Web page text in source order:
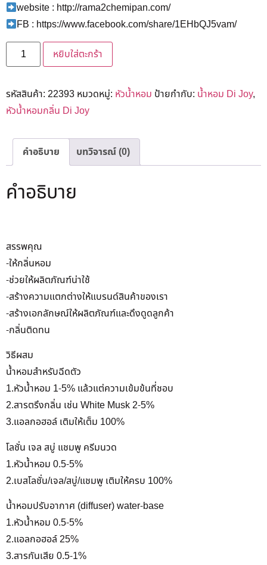
website : http://rama2chemipan.com/
FB : https://www.facebook.com/share/1EHbQJ5vam/
หยิบใส่ตะกร้า
รหัสสินค้า: 22393 หมวดหมู่: หัวน้ำหอม ป้ายกำกับ: น้ำหอม Di Joy,
หัวน้ำหอมกลิ่น Di Joy
คำอธิบาย บทวิจารณ์ (0)
คำอธิบาย
สรรพคุณ
-ให้กลิ่นหอม
-ช่วยให้ผลิตภัณฑ์น่าใช้
-สร้างความแตกต่างให้แบรนด์สินค้าของเรา
-สร้างเอกลักษณ์ให้ผลิตภัณฑ์และดึงดูดลูกค้า
-กลิ่นติดทน
วิธีผสม
น้ำหอมสำหรับฉีดตัว
1.หัวน้ำหอม 1-5% แล้วแต่ความเข้มข้นที่ชอบ
2.สารตรึงกลิ่น เช่น White Musk 2-5%
3.แอลกอฮอล์ เติมให้เต็ม 100%
โลชั่น เจล สบู่ แชมพู ครีมนวด
1.หัวน้ำหอม 0.5-5%
2.เบสโลชั่น/เจล/สบู่/แชมพู เติมให้ครบ 100%
น้ำหอมปรับอากาศ (diffuser) water-base
1.หัวน้ำหอม 0.5-5%
2.แอลกอฮอล์ 25%
3.สารกันเสีย 0.5-1%